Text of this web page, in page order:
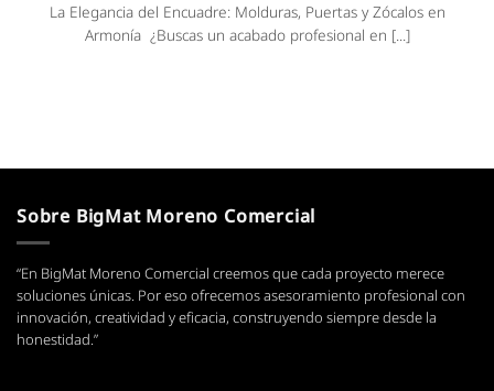
La Elegancia del Encuadre: Molduras, Puertas y Zócalos en
Armonía ¿Buscas un acabado profesional en [...]
Sobre BigMat Moreno Comercial
“En BigMat Moreno Comercial creemos que cada proyecto merece
soluciones únicas. Por eso ofrecemos asesoramiento profesional con
innovación, creatividad y eficacia, construyendo siempre desde la
honestidad.”